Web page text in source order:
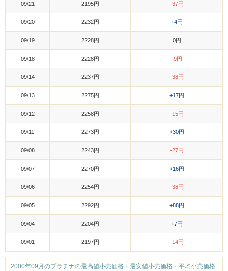
09/21 2195円 -37円
09/20 2232円 +4円
09/19 2228円 0円
09/18 2228円 -9円
09/14 2237円 -38円
09/13 2275円 +17円
09/12 2258円 -15円
09/11 2273円 +30円
09/08 2243円 -27円
09/07 2270円 +16円
09/06 2254円 -38円
09/05 2292円 +88円
09/04 2204円 +7円
09/01 2197円 -14円
2000年09月のプラチナの最高値小売価格・最安値小売価格・平均小売価格